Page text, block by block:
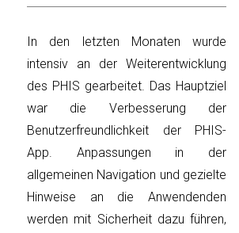
In den letzten Monaten wurde
intensiv an der Weiterentwicklung
des PHIS gearbeitet. Das Hauptziel
war die Verbesserung der
Benutzerfreundlichkeit der PHIS-
App. Anpassungen in der
allgemeinen Navigation und gezielte
Hinweise an die Anwendenden
werden mit Sicherheit dazu führen,